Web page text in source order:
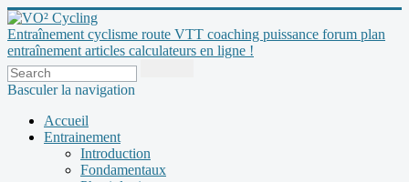
Entraînement cyclisme route VTT coaching puissance forum plan
entraînement articles calculateurs en ligne !
Basculer la navigation
Accueil
Entrainement
Introduction
Fondamentaux